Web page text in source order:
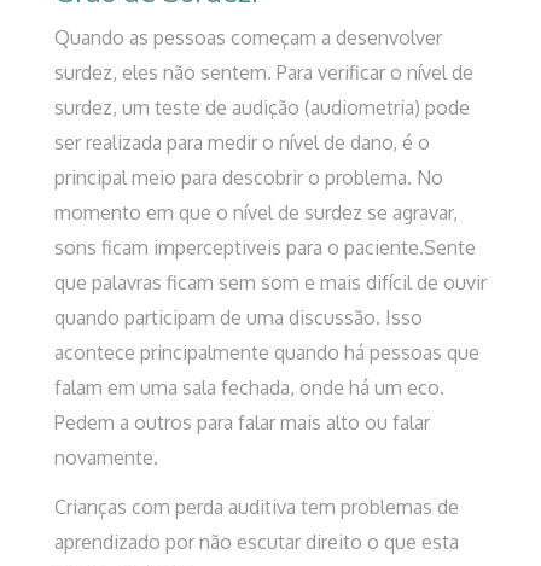
Quando as pessoas começam a desenvolver
surdez, eles não sentem. Para verificar o nível de
surdez, um teste de audição (audiometria) pode
ser realizada para medir o nível de dano, é o
principal meio para descobrir o problema. No
momento em que o nível de surdez se agravar,
sons ficam imperceptiveis para o paciente.Sente
que palavras ficam sem som e mais difícil de ouvir
quando participam de uma discussão. Isso
acontece principalmente quando há pessoas que
falam em uma sala fechada, onde há um eco.
Pedem a outros para falar mais alto ou falar
novamente.
Crianças com perda auditiva tem problemas de
aprendizado por não escutar direito o que esta